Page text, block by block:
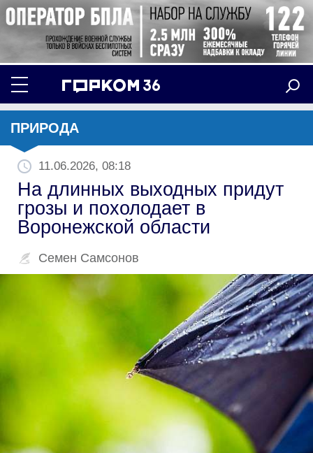
ПРИРОДА
11.06.2026, 08:18
На длинных выходных придут
грозы и похолодает в
Воронежской области
Семен Самсонов